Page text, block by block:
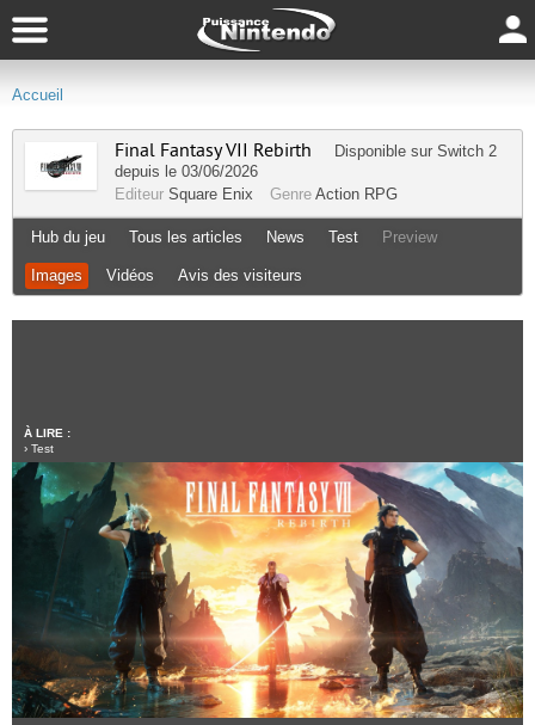
Accueil
Final Fantasy VII Rebirth Disponible sur Switch 2
depuis le 03/06/2026
Editeur Square Enix Genre Action RPG
Hub du jeu Tous les articles News Test Preview
Images Vidéos Avis des visiteurs
À LIRE :
› Test